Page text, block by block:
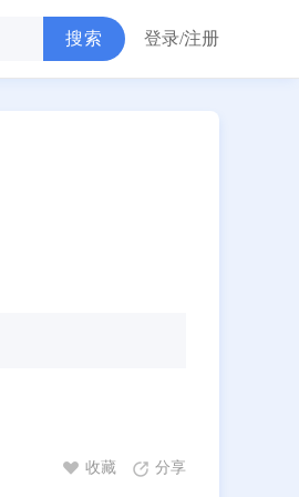
登录/注册
搜索
收藏 分享